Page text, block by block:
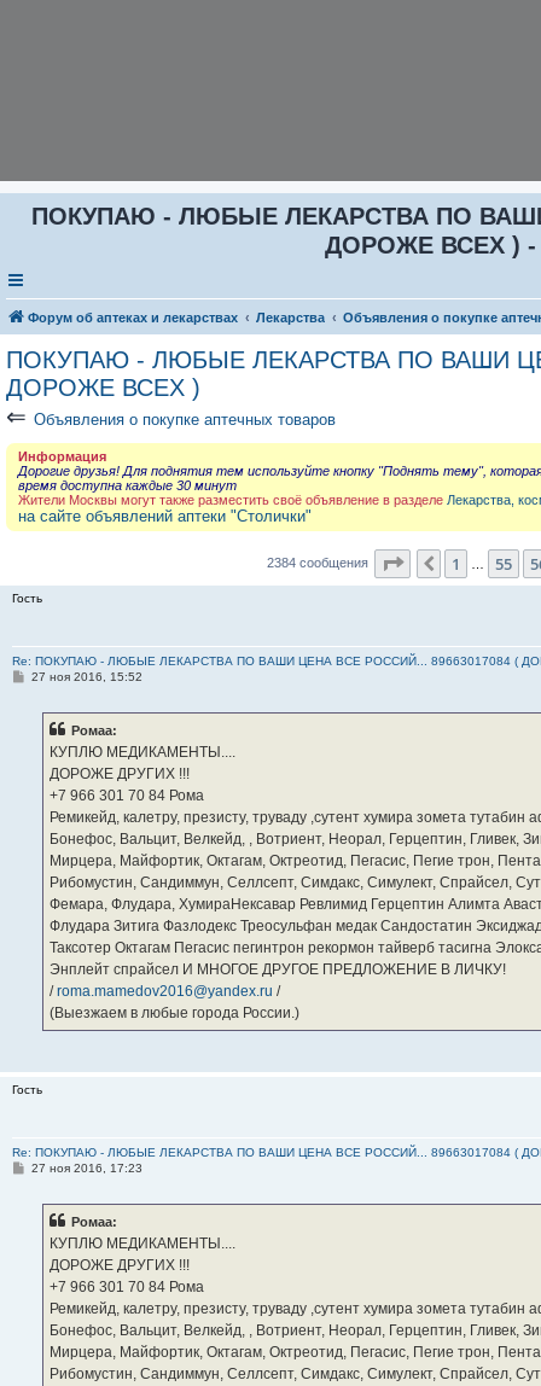
ПОКУПАЮ - ЛЮБЫЕ ЛЕКАРСТВА ПО ВАШИ
ДОРОЖЕ ВСЕХ ) -
Форум об аптеках и лекарствах Лекарства Объявления о покупке
ПОКУПАЮ - ЛЮБЫЕ ЛЕКАРСТВА ПО ВАШИ
ДОРОЖЕ ВСЕХ )
⇐ Объявления о покупке аптечных товаров
Информация
Дорогие друзья! Для поднятия тем используйте кнопку "Поднять тему",
время доступна каждые 30 минут
Жители Москвы могут также разместить своё объявление в разделе Лекарства,
на сайте объявлений аптеки "Столички"
2384 сообщения Страница 57из
Пред.
1 55
Гость
Re: ПОКУПАЮ - ЛЮБЫЕ ЛЕКАРСТВА ПО ВАШИ ЦЕНА ВСЕ РОССИЙ... 89663017084 (
С27 ноя 2016, 15:52
Ромаа:
КУПЛЮ МЕДИКАМЕНТЫ....
ДОРОЖЕ ДРУГИХ !!!
‪+7 966 301 70 84‬ Рома
Ремикейд, калетру, презисту, труваду ,сутент хумира зомета
Бонефос, Вальцит, Велкейд, , Вотриент, Неорал, Герцептин, Гливек,
Мирцера, Майфортик, Октагам, Октреотид, Пегасис, Пегие трон,
Рибомустин, Сандиммун, Селлсепт, Симдакс, Симулект, Спрайсел,
Фемара, Флудара, ХумираНексавар Ревлимид Герцептин Алимта
Флудара Зитига Фазлодекс Треосульфан медак Сандостатин
Таксотер Октагам Пегасис пегинтрон рекормон тайверб тасигна
Энплейт спрайсел И МНОГОЕ ДРУГОЕ ПРЕДЛОЖЕНИЕ В ЛИЧКУ!
/roma.mamedov2016@yandex.ru /
(Выезжаем в любые города России.)
Гость
Re: ПОКУПАЮ - ЛЮБЫЕ ЛЕКАРСТВА ПО ВАШИ ЦЕНА ВСЕ РОССИЙ... 89663017084 (
С27 ноя 2016, 17:23
Ромаа:
КУПЛЮ МЕДИКАМЕНТЫ....
ДОРОЖЕ ДРУГИХ !!!
‪+7 966 301 70 84‬ Рома
Ремикейд, калетру, презисту, труваду ,сутент хумира зомета
Бонефос, Вальцит, Велкейд, , Вотриент, Неорал, Герцептин, Гливек,
Мирцера, Майфортик, Октагам, Октреотид, Пегасис, Пегие трон,
Рибомустин, Сандиммун, Селлсепт, Симдакс, Симулект, Спрайсел,